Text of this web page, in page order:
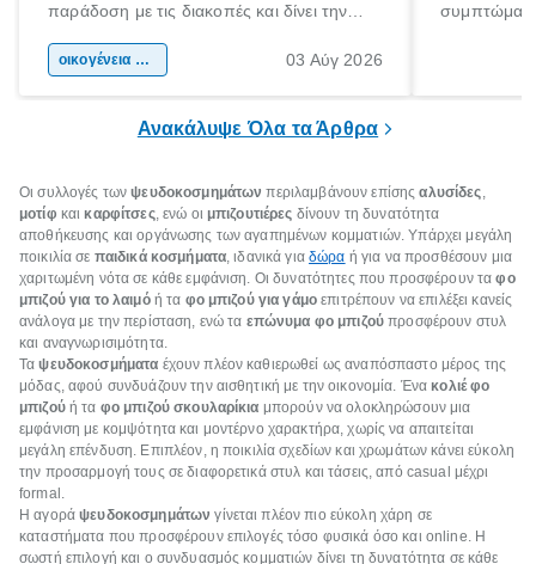
παράδοση με τις διακοπές και δίνει την
χώρας. Είτε πρόκειται για λίγες μέρες
οικογένεια & παιδί 03 Αύγ 2026
Ανακάλυψε Όλα τα Άρθρα
Οι συλλογές τωνψευδοκοσμημάτων περιλαμβάνουν επίσηςαλυσίδες,
μοτίφ και καρφίτσες, ενώ οι μπιζουτιέρες δίνουν τη δυνατότητα
αποθήκευσης και οργάνωσης των αγαπημένων κομματιών. Υπάρχει μεγάλη
ποικιλία σε παιδικά κοσμήματα, ιδανικά γιαδώρα ή για να προσθέσουν μια
χαριτωμένη νότα σε κάθε εμφάνιση. Οι δυνατότητες που προσφέρουν ταφο
μπιζού για το λαιμόή τα φο μπιζού για γάμο επιτρέπουν να επιλέξει κανείς
ανάλογα με την περίσταση, ενώ τα επώνυμα φο μπιζού προσφέρουν στυλ
και αναγνωρισιμότητα.
Ταψευδοκοσμήματα έχουν πλέον καθιερωθεί ως αναπόσπαστο μέρος της
μόδας, αφού συνδυάζουν την αισθητική με την οικονομία. Ένα κολιέ φο
μπιζούή τα φο μπιζού σκουλαρίκια μπορούν να ολοκληρώσουν μια
εμφάνιση με κομψότητα και μοντέρνο χαρακτήρα, χωρίς να απαιτείται
μεγάλη επένδυση. Επιπλέον, η ποικιλία σχεδίων και χρωμάτων κάνει εύκολη
την προσαρμογή τους σε διαφορετικά στυλ και τάσεις, από casual μέχρι
formal.
Η αγοράψευδοκοσμημάτων γίνεται πλέον πιο εύκολη χάρη σε
καταστήματα που προσφέρουν επιλογές τόσο φυσικά όσο και online. Η
σωστή επιλογή και ο συνδυασμός κομματιών δίνει τη δυνατότητα σε κάθε